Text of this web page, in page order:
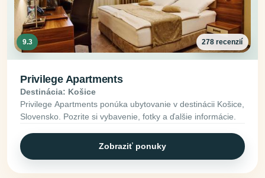
9.3 278 recenzií
Privilege Apartments
Destinácia: Košice
Privilege Apartments ponúka ubytovanie v destinácii Košice,
Slovensko. Pozrite si vybavenie, fotky a ďalšie informácie.
Zobraziť ponuky